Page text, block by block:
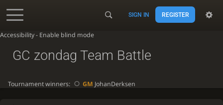
Accessibility - Enable blind mode
SIGN IN REGISTER
GC zondag Team Battle
Tournament winners: GM JohanDerksen